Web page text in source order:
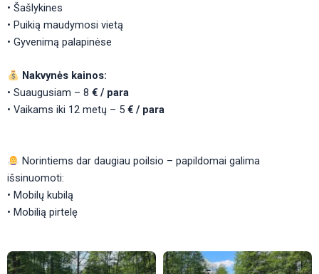
• Šašlykines
• Puikią maudymosi vietą
• Gyvenimą palapinėse
Nakvynės kainos:
• Suaugusiam – 8 € / para
• Vaikams iki 12 metų – 5 € / para
Norintiems dar daugiau poilsio – papildomai galima
išsinuomoti:
• Mobilų kubilą
• Mobilią pirtelę